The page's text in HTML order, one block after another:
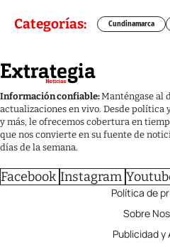
Categorías: Cundinamarca
Información confiable:Manténgase al
actualizaciones en vivo. Desde
y más, le ofrecemos cobertura en
que nos convierte en su fuente de
días de la semana.
Facebook Instagram
Política de
Sobre
Publicidad y